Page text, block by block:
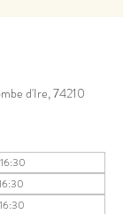
d'Ire, 74210